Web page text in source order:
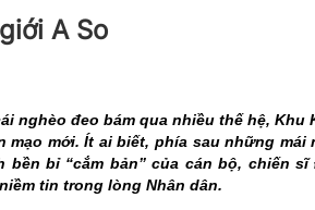
A So
đeo bám qua nhiều thế hệ, Khu
mới. Ít ai biết, phía sau những
bỉ “cắm bản” của cán bộ, chiến
tin trong lòng Nhân dân.